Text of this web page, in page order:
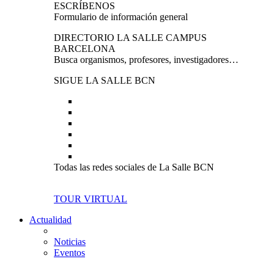
ESCRÍBENOS
Formulario de información general
DIRECTORIO LA SALLE CAMPUS
BARCELONA
Busca organismos, profesores, investigadores…
SIGUE LA SALLE BCN
Todas las redes sociales de La Salle BCN
TOUR VIRTUAL
Actualidad
Noticias
Eventos